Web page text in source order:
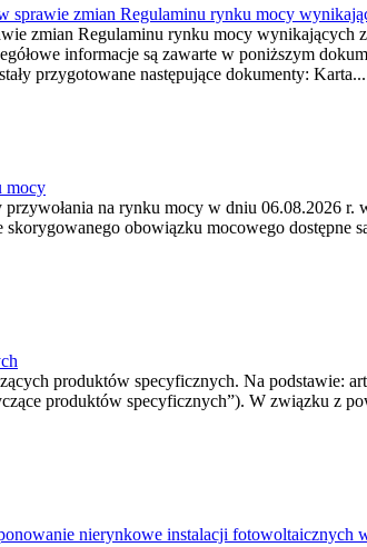
sprawie zmian Regulaminu rynku mocy
zmian Regulaminu rynku mocy
informacje są zawarte w poniższym
przygotowane następujące dokumenty: Karta...
mocy
przywołania na rynku mocy w dniu
obowiązku mocowego
produktów specyficznych. Na podstawie:
produktów specyficznych”). W związku z
nierynkowe instalacji fotowoltaicznych